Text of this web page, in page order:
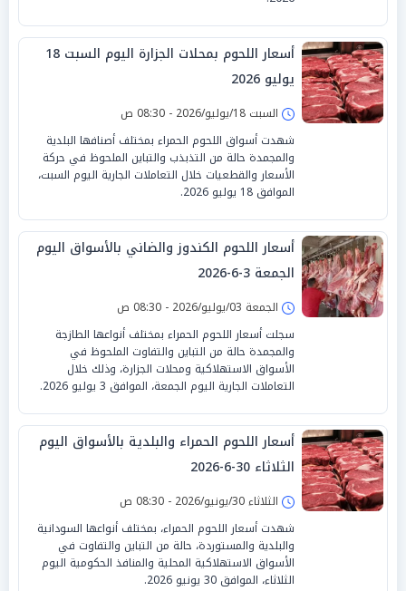
أسعار اللحوم بمحلات الجزارة اليوم السبت 18
يوليو 2026
السبت 18/يوليو/2026 - 08:30 ص
شهدت أسواق اللحوم الحمراء بمختلف أصنافها البلدية
والمجمدة حالة من التذبذب والتباين الملحوظ في حركة
الأسعار والقطعيات خلال التعاملات الجارية اليوم السبت،
الموافق 18 يوليو 2026.
أسعار اللحوم الكندوز والضاني بالأسواق اليوم
الجمعة 3-6-2026
الجمعة 03/يوليو/2026 - 08:30 ص
سجلت أسعار اللحوم الحمراء بمختلف أنواعها الطازجة
والمجمدة حالة من التباين والتفاوت الملحوظ في
الأسواق الاستهلاكية ومحلات الجزارة، وذلك خلال
التعاملات الجارية اليوم الجمعة، الموافق 3 يوليو 2026.
أسعار اللحوم الحمراء والبلدية بالأسواق اليوم
الثلاثاء 30-6-2026
الثلاثاء 30/يونيو/2026 - 08:30 ص
شهدت أسعار اللحوم الحمراء، بمختلف أنواعها السودانية
والبلدية والمستوردة، حالة من التباين والتفاوت في
الأسواق الاستهلاكية المحلية والمنافذ الحكومية اليوم
الثلاثاء، الموافق 30 يونيو 2026.